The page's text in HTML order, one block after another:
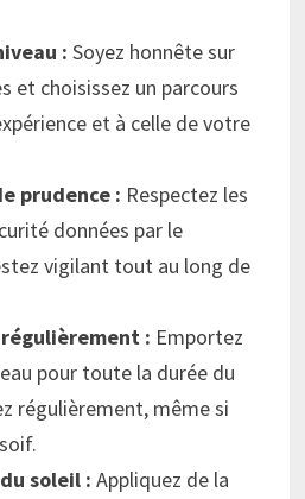
: Soyez honnête sur
et choisissez un parcours
et à celle de votre
prudence : Respectez les
données par le
vigilant tout au long de
: Emportez
pour toute la durée du
régulièrement, même si
soleil : Appliquez de la